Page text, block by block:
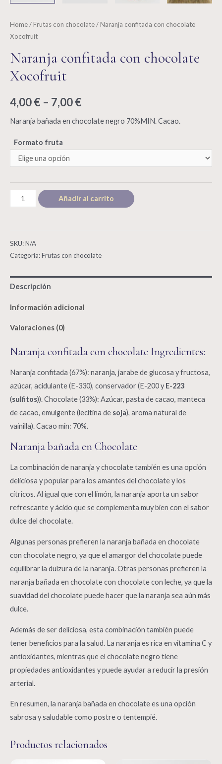
Home/Frutas con chocolate/ Naranja confitada con chocolate
Xocofruit
Naranja confitada con chocolate
Xocofruit
4,00€ – 7,00€
Naranja bañada en chocolate negro 70%MIN. Cacao.
Formato fruta
Naranja
confitada
Añadir al carrito
SKU:N/A
Categoría:Frutas con chocolate
Descripción
Información adicional
Valoraciones (0)
Naranja confitada con chocolate Ingredientes:
Naranja confitada (67%): naranja, jarabe de glucosa y fructosa,
azúcar, acidulante (E-330), conservador (E-200 y E-223
(sulfitos)). Chocolate (33%): Azúcar, pasta de cacao, manteca
de cacao, emulgente (lecitina de soja), aroma natural de
vainilla). Cacao min: 70%.
Naranja bañada en Chocolate
La combinación de naranja y chocolate también es una opción
deliciosa y popular para los amantes del chocolate y los
cítricos. Al igual que con el limón, la naranja aporta un sabor
refrescante y ácido que se complementa muy bien con el sabor
dulce del chocolate.
Algunas personas prefieren la naranja bañada en chocolate
con chocolate negro, ya que el amargor del chocolate puede
equilibrar la dulzura de la naranja. Otras personas prefieren la
naranja bañada en chocolate con chocolate con leche, ya que la
suavidad del chocolate puede hacer que la naranja sea aún más
dulce.
Además de ser deliciosa, esta combinación también puede
tener beneficios para la salud. La naranja es rica en vitamina C y
antioxidantes, mientras que el chocolate negro tiene
propiedades antioxidantes y puede ayudar a reducir la presión
arterial.
En resumen, la naranja bañada en chocolate es una opción
sabrosa y saludable como postre o tentempié.
Productos relacionados